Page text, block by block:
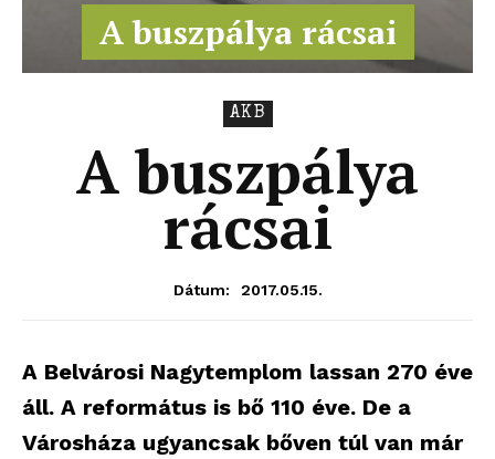
A buszpálya rácsai
AKB
A buszpálya
rácsai
Dátum: 2017.05.15.
A Belvárosi Nagytemplom lassan 270 éve
áll. A református is bő 110 éve. De a
Városháza ugyancsak bőven túl van már